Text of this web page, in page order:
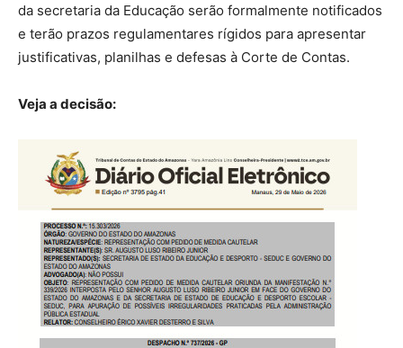
da secretaria da Educação serão formalmente notificados
e terão prazos regulamentares rígidos para apresentar
justificativas, planilhas e defesas à Corte de Contas.
Veja a decisão: